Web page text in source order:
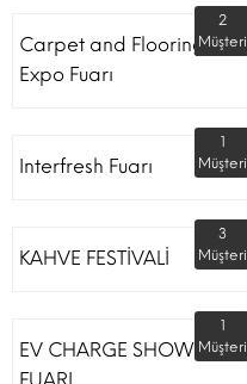
Carpet and Flooring
Expo Fuarı
2
Müşteri
Interfresh Fuarı
1
Müşteri
KAHVE FESTİVALİ
3
Müşteri
EV CHARGE SHOW
1
Müşteri